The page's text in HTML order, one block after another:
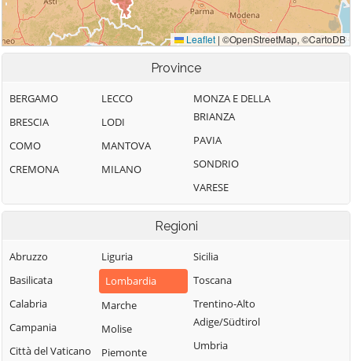
Province
BERGAMO
BRESCIA
COMO
CREMONA
LECCO
LODI
MANTOVA
MILANO
MONZA E DELLA
BRIANZA
PAVIA
SONDRIO
VARESE
Regioni
Abruzzo
Basilicata
Calabria
Campania
Città del Vaticano
Liguria
Lombardia
Marche
Molise
Piemonte
Sicilia
Toscana
Trentino-Alto
Adige/Südtirol
Umbria